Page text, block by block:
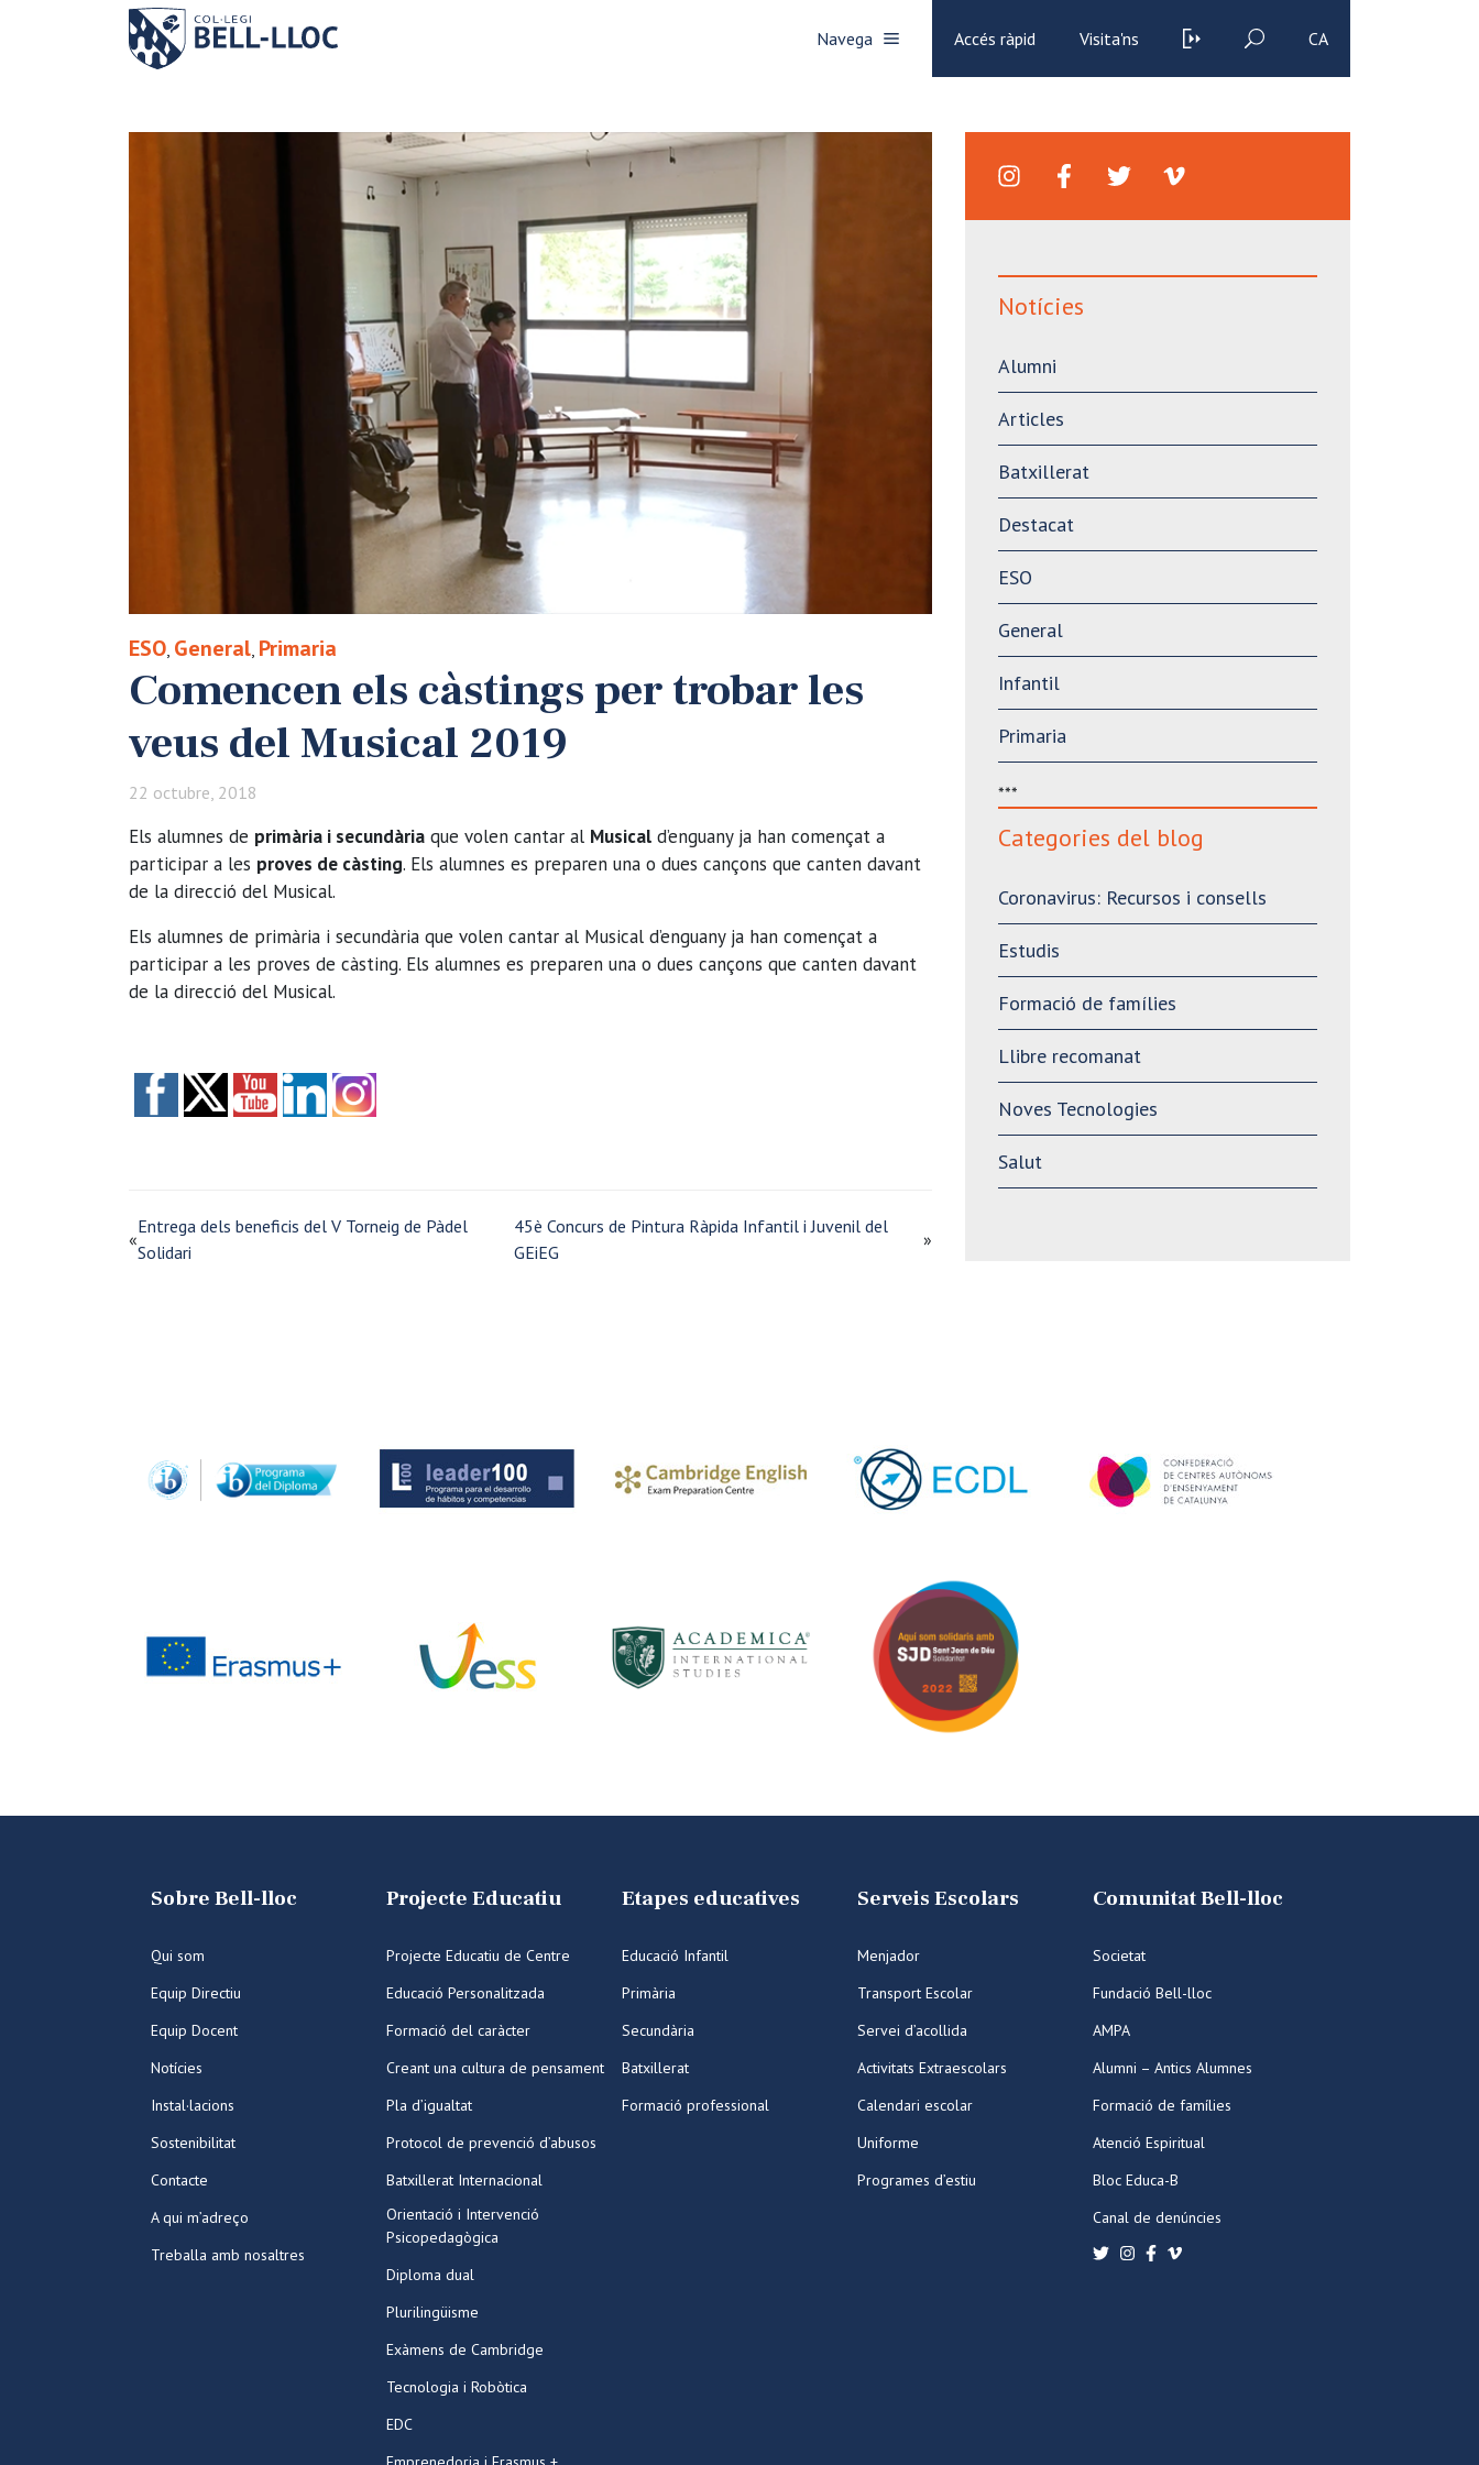
Navega Accés ràpid Visita'ns CA
ESO, General, Primaria
Comencen els càstings per trobar les
veus del Musical 2019
22 octubre, 2018
Els alumnes de primària i secundària que volen cantar al Musical d’enguany ja han començat a
participar a les proves de càsting. Els alumnes es preparen una o dues cançons que canten davant
de la direcció del Musical.
Els alumnes de primària i secundària que volen cantar al Musical d’enguany ja han començat a
participar a les proves de càsting. Els alumnes es preparen una o dues cançons que canten davant
de la direcció del Musical.
«
Entrega dels beneficis del V Torneig de Pàdel
Solidari
45è Concurs de Pintura Ràpida Infantil i Juvenil del
GEiEG
»
Notícies
Alumni
Articles
Batxillerat
Destacat
ESO
General
Infantil
Primaria
***
Categories del blog
Coronavirus: Recursos i consells
Estudis
Formació de famílies
Llibre recomanat
Noves Tecnologies
Salut
Sobre Bell-lloc
Qui som
Equip Directiu
Equip Docent
Notícies
Instal·lacions
Sostenibilitat
Contacte
A qui m’adreço
Treballa amb nosaltres
Projecte Educatiu
Projecte Educatiu de Centre
Educació Personalitzada
Formació del caràcter
Creant una cultura de pensament
Pla d’igualtat
Protocol de prevenció d’abusos
Batxillerat Internacional
Orientació i Intervenció
Psicopedagògica
Diploma dual
Plurilingüisme
Exàmens de Cambridge
Tecnologia i Robòtica
EDC
Etapes educatives
Educació Infantil
Primària
Secundària
Batxillerat
Formació professional
Serveis Escolars
Menjador
Transport Escolar
Servei d’acollida
Activitats Extraescolars
Calendari escolar
Uniforme
Programes d’estiu
Comunitat Bell-lloc
Societat
Fundació Bell-lloc
AMPA
Alumni – Antics Alumnes
Formació de famílies
Atenció Espiritual
Bloc Educa-B
Canal de denúncies